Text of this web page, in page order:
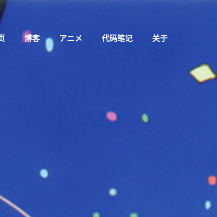
博客 アニメ 代码笔记 关于